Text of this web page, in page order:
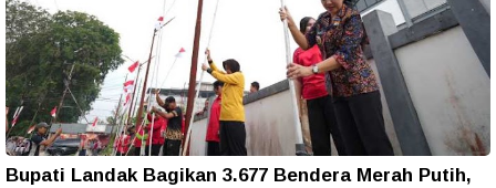
Bupati Landak Bagikan 3.677 Bendera Merah Putih,